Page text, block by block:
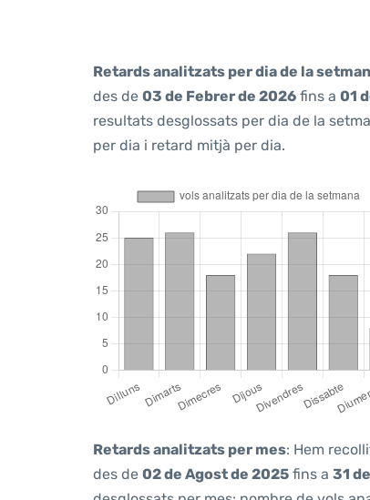
Retards analitzats per dia de la
des de 03 de Febrer de 2026 fins a 01
resultats desglossats per dia de la
per dia i retard mitjà per dia.
Retards analitzats per mes: Hem
des de 02 de Agost de 2025 fins a 31